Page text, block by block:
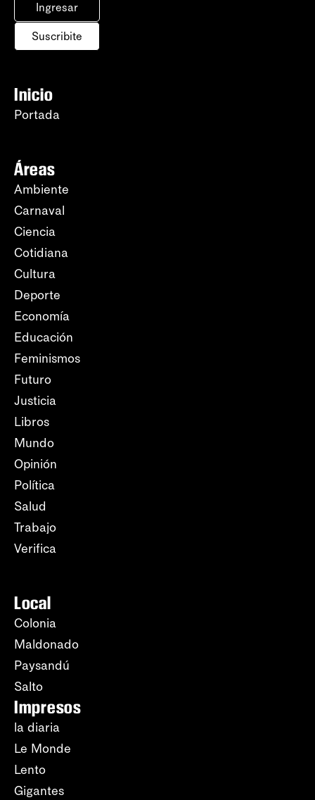
Ingresar
Suscribite
Inicio
Portada
Áreas
Ambiente
Carnaval
Ciencia
Cotidiana
Cultura
Deporte
Economía
Educación
Feminismos
Futuro
Justicia
Libros
Mundo
Opinión
Política
Salud
Trabajo
Verifica
Local
Colonia
Maldonado
Paysandú
Salto
Impresos
la diaria
Le Monde
Lento
Gigantes